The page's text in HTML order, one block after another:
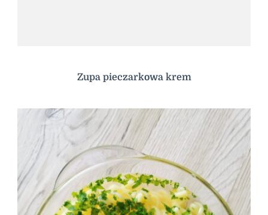
Zupa pieczarkowa krem